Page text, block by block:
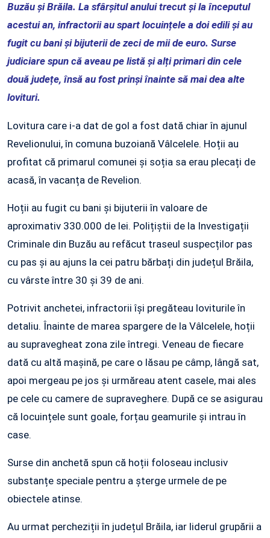
Buzău și Brăila. La sfârșitul anului trecut și la începutul
acestui an, infractorii au spart locuințele a doi edili și au
fugit cu bani și bijuterii de zeci de mii de euro. Surse
judiciare spun că aveau pe listă și alți primari din cele
două județe, însă au fost prinși înainte să mai dea alte
lovituri.
Lovitura care i-a dat de gol a fost dată chiar în ajunul
Revelionului, în comuna buzoiană Vâlcelele. Hoții au
profitat că primarul comunei și soția sa erau plecați de
acasă, în vacanța de Revelion.
Hoții au fugit cu bani și bijuterii în valoare de
aproximativ 330.000 de lei. Polițiștii de la Investigații
Criminale din Buzău au refăcut traseul suspecților pas
cu pas și au ajuns la cei patru bărbați din județul Brăila,
cu vârste între 30 și 39 de ani.
Potrivit anchetei, infractorii își pregăteau loviturile în
detaliu. Înainte de marea spargere de la Vâlcelele, hoții
au supravegheat zona zile întregi. Veneau de fiecare
dată cu altă mașină, pe care o lăsau pe câmp, lângă sat,
apoi mergeau pe jos și urmăreau atent casele, mai ales
pe cele cu camere de supraveghere. După ce se asigurau
că locuințele sunt goale, forțau geamurile și intrau în
case.
Surse din anchetă spun că hoții foloseau inclusiv
substanțe speciale pentru a șterge urmele de pe
obiectele atinse.
Au urmat percheziții în județul Brăila, iar liderul grupării a